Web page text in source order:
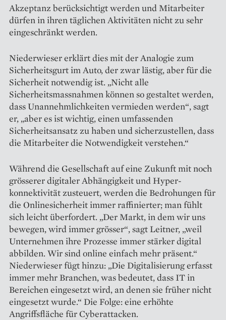
Akzeptanz berücksichtigt werden und Mitarbeiter
dürfen in ihren täglichen Aktivitäten nicht zu sehr
eingeschränkt werden.
Niederwieser erklärt dies mit der Analogie zum
Sicherheitsgurt im Auto, der zwar lästig, aber für die
Sicherheit notwendig ist. „Nicht alle
Sicherheitsmassnahmen können so gestaltet werden,
dass Unannehmlichkeiten vermieden werden“, sagt
er, „aber es ist wichtig, einen umfassenden
Sicherheitsansatz zu haben und sicherzustellen, dass
die Mitarbeiter die Notwendigkeit verstehen.“
Während die Gesellschaft auf eine Zukunft mit noch
grösserer digitaler Abhängigkeit und Hyper­
konnektivität zusteuert, werden die Bedrohungen für
die Onlinesicherheit immer raffinierter; man fühlt
sich leicht überfordert. „Der Markt, in dem wir uns
bewegen, wird immer grösser“, sagt Leitner, „weil
Unternehmen ihre Prozesse immer stärker digital
abbilden. Wir sind online einfach mehr präsent.“
Niederwieser fügt hinzu: „Die Digitalisierung erfasst
immer mehr Branchen, was bedeutet, dass IT in
Bereichen eingesetzt wird, an denen sie früher nicht
eingesetzt wurde.“ Die Folge: eine erhöhte
Angriffsfläche für Cyberattacken.